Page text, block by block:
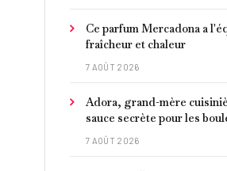
Ce parfum Mercadona a
fraîcheur et chaleur
7 AOÛT 2026
Adora, grand-mère
sauce secrète pour les
contient un peu de
7 AOÛT 2026